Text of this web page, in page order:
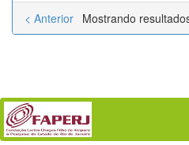
Mostrando
< Anterior